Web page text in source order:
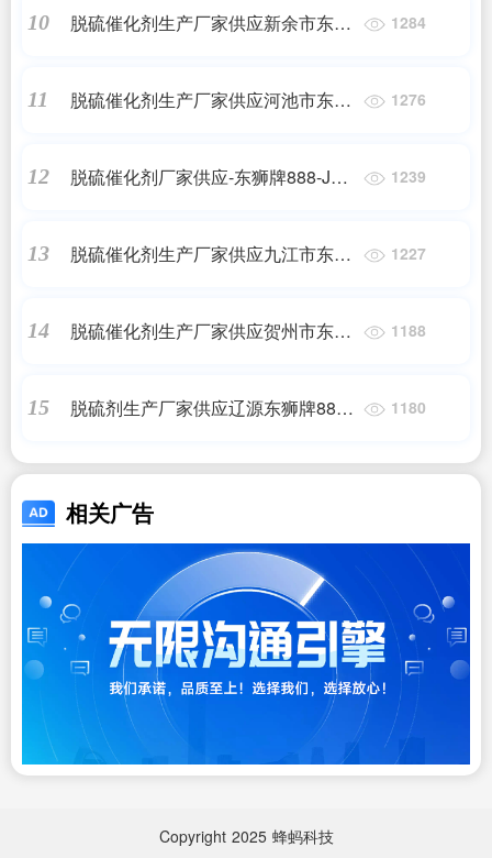
10
脱硫催化剂生产厂家供应新余市东狮
1284
11
脱硫催化剂生产厂家供应河池市东狮
1276
12
脱硫催化剂厂家供应-东狮牌888-JDS
1239
13
脱硫催化剂生产厂家供应九江市东狮
1227
14
脱硫催化剂生产厂家供应贺州市东狮
1188
15
脱硫剂生产厂家供应辽源东狮牌888
1180
相关广告
Copyright 2025 蜂蚂科技